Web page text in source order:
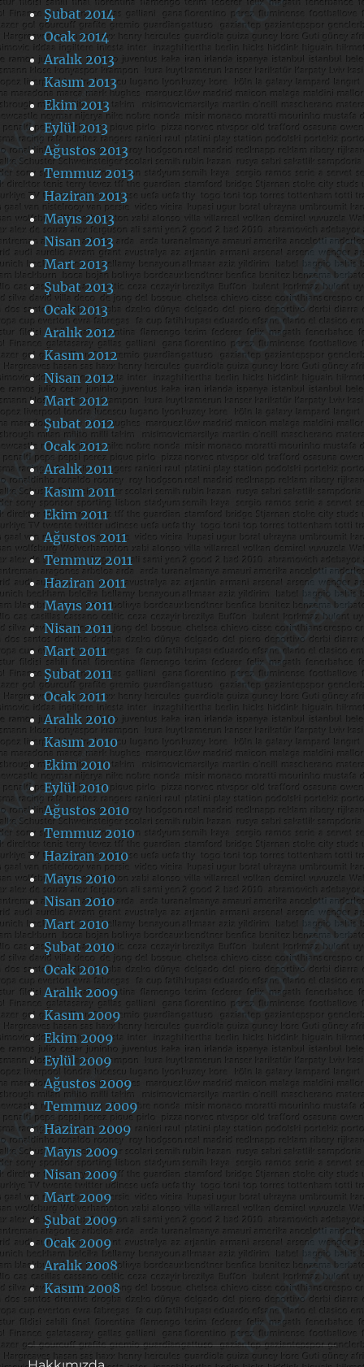
Şubat 2014
Ocak 2014
Aralık 2013
Kasım 2013
Ekim 2013
Eylül 2013
Ağustos 2013
Temmuz 2013
Haziran 2013
Mayıs 2013
Nisan 2013
Mart 2013
Şubat 2013
Ocak 2013
Aralık 2012
Kasım 2012
Nisan 2012
Mart 2012
Şubat 2012
Ocak 2012
Aralık 2011
Kasım 2011
Ekim 2011
Ağustos 2011
Temmuz 2011
Haziran 2011
Mayıs 2011
Nisan 2011
Mart 2011
Şubat 2011
Ocak 2011
Aralık 2010
Kasım 2010
Ekim 2010
Eylül 2010
Ağustos 2010
Temmuz 2010
Haziran 2010
Mayıs 2010
Nisan 2010
Mart 2010
Şubat 2010
Ocak 2010
Aralık 2009
Kasım 2009
Ekim 2009
Eylül 2009
Ağustos 2009
Temmuz 2009
Haziran 2009
Mayıs 2009
Nisan 2009
Mart 2009
Şubat 2009
Ocak 2009
Aralık 2008
Kasım 2008